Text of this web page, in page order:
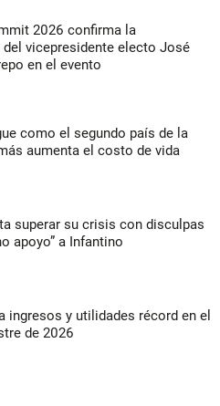
2026 confirma la
vicepresidente electo José
en el evento
como el segundo país de la
aumenta el costo de vida
superar su crisis con disculpas
apoyo” a Infantino
ingresos y utilidades récord en el
de 2026